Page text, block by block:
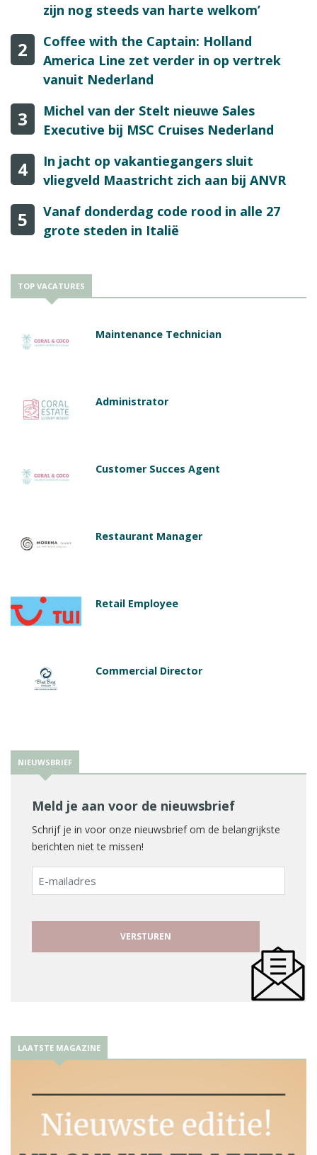
zijn nog steeds van harte welkom’
2
Coffee with the Captain: Holland
America Line zet verder in op vertrek
vanuit Nederland
3
Michel van der Stelt nieuwe Sales
Executive bij MSC Cruises Nederland
4
In jacht op vakantiegangers sluit
vliegveld Maastricht zich aan bij ANVR
5
Vanaf donderdag code rood in alle 27
grote steden in Italië
TOP VACATURES
Maintenance Technician
Administrator
Customer Succes Agent
Restaurant Manager
Retail Employee
Commercial Director
NIEUWSBRIEF
Meld je aan voor de nieuwsbrief
Schrijf je in voor onze nieuwsbrief om de belangrijkste
berichten niet te missen!
E-
mailadres
LAATSTE MAGAZINE